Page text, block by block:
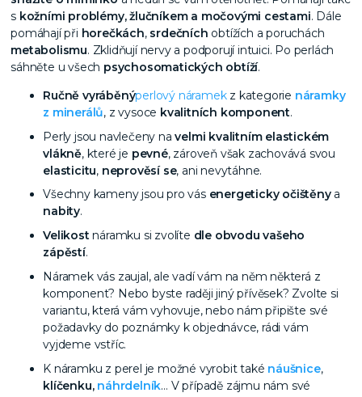
s kožními problémy, žlučníkem a močovými cestami. Dále
pomáhají při horečkách, srdečních obtížích a poruchách
metabolismu. Zklidňují nervy a podporují intuici. Po perlách
sáhněte u všech psychosomatických obtíží.
Ručně vyráběnýperlový náramekz kategorie náramky
z minerálů, z vysoce kvalitních komponent.
Perly jsou navlečeny navelmi kvalitním elastickém
vlákně, které je pevné, zároveň však zachovává svou
elasticitu, neprověsí se, ani nevytáhne.
Všechny kameny jsou pro vás energeticky očištěnya
nabity.
Velikostnáramku si zvolíte dle obvodu vašeho
zápěstí.
Náramek vás zaujal, ale vadí vám na něm některá z
komponent? Nebo byste raději jiný přívěsek? Zvolte si
variantu, která vám vyhovuje, nebo nám připište své
požadavky do poznámky k objednávce, rádi vám
vyjdeme vstříc.
K náramku z perel je možné vyrobit také náušnice,
klíčenku, náhrdelník… V případě zájmu nám své